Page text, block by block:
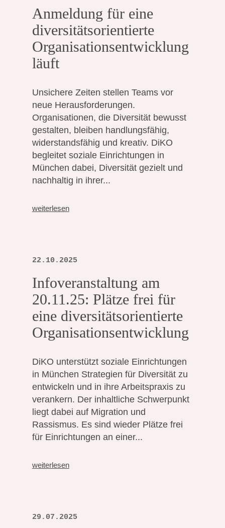
Anmeldung für eine
diversitätsorientierte
Organisationsentwicklung
läuft
Unsichere Zeiten stellen Teams vor
neue Herausforderungen.
Organisationen, die Diversität bewusst
gestalten, bleiben handlungsfähig,
widerstandsfähig und kreativ. DiKO
begleitet soziale Einrichtungen in
München dabei, Diversität gezielt und
nachhaltig in ihrer...
weiterlesen
Infoveranstaltung am
20.11.25: Plätze frei für
eine diversitätsorientierte
Organisationsentwicklung
22.10.2025
DiKO unterstützt soziale Einrichtungen
in München Strategien für Diversität zu
entwickeln und in ihre Arbeitspraxis zu
verankern. Der inhaltliche Schwerpunkt
liegt dabei auf Migration und
Rassismus. Es sind wieder Plätze frei
für Einrichtungen an einer...
weiterlesen
29.07.2025